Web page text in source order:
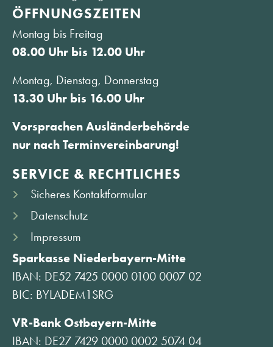
ÖFFNUNGS­ZEITEN
Montag bis Freitag
08.00 Uhr bis 12.00 Uhr
Montag, Dienstag, Donnerstag
13.30 Uhr bis 16.00 Uhr
Vorsprachen Ausländerbehörde
nur nach Terminvereinbarung!
SERVICE & RECHTLICHES
Sicheres Kontaktformular
Datenschutz
Impressum
Sparkasse Niederbayern-Mitte
IBAN: DE52 7425 0000 0100 0007 02
BIC: BYLADEM1SRG
VR-Bank Ostbayern-Mitte
IBAN: DE27 7429 0000 0002 5074 04